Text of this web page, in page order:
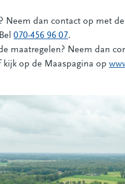
Neem dan contact op met
070-456 96 07.
maatregelen? Neem dan
op de Maaspagina op